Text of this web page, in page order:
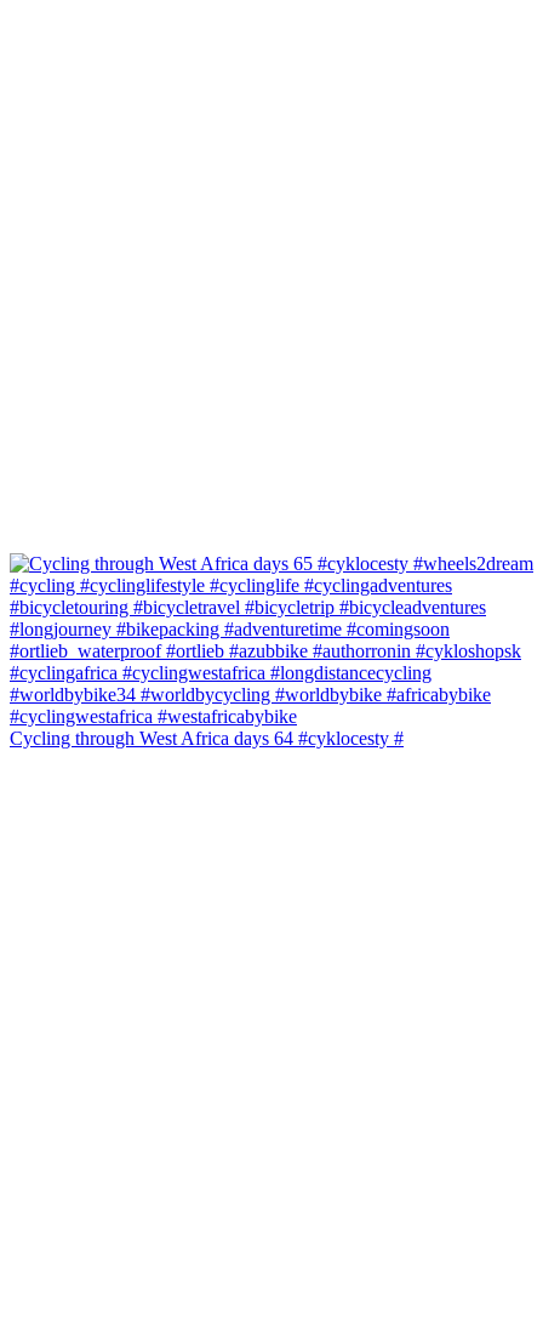
Cycling through West Africa days 64 #cyklocesty #